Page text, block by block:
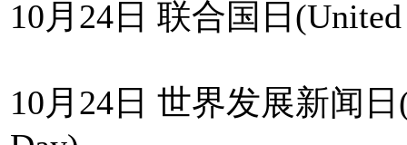
10月24日 联合国日
10月24日 世界发展新闻